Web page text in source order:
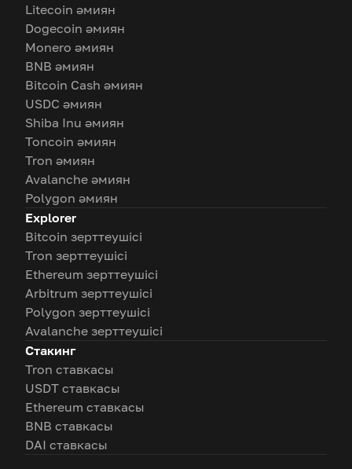
Litecoin әмиян
Dogecoin әмиян
Monero әмиян
BNB әмиян
Bitcoin Cash әмиян
USDC әмиян
Shiba Inu әмиян
Toncoin әмиян
Tron әмиян
Avalanche әмиян
Polygon әмиян
Explorer
Bitcoin зерттеушісі
Tron зерттеушісі
Ethereum зерттеушісі
Arbitrum зерттеушісі
Polygon зерттеушісі
Avalanche зерттеушісі
Стакинг
Tron ставкасы
USDT ставкасы
Ethereum ставкасы
BNB ставкасы
DAI ставкасы